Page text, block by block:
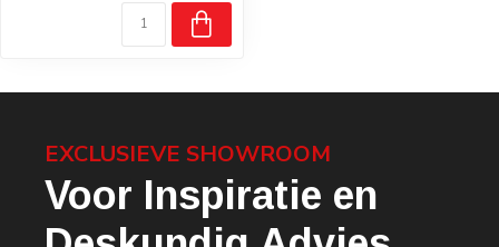
EXCLUSIEVE SHOWROOM
Voor Inspiratie en